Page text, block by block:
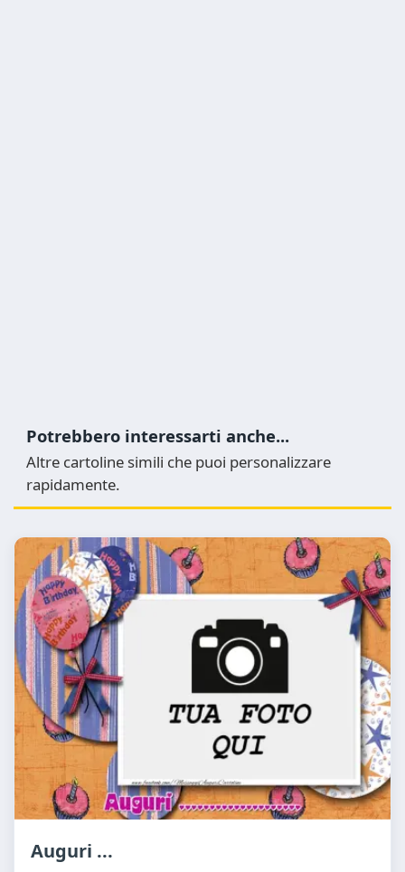
Potrebbero interessarti anche...
Altre cartoline simili che puoi personalizzare
rapidamente.
Auguri ...